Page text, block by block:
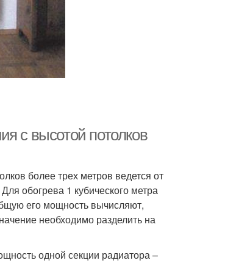
с высотой потолков
более трех метров ведется от
обогрева 1 кубического метра
его мощность вычисляют,
необходимо разделить на
одной секции радиатора –